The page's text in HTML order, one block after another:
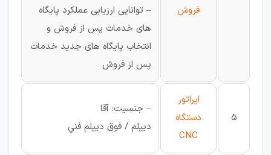
فروش
– توانایی ارزیابی عملکرد پایگاه
های خدمات پس از فروش و
انتخاب پایگاه های جدید خدمات
پس از فروش
5
اپراتور
دستگاه
CNC
– جنسیت: آقا
ديپلم / فوق ديپلم فني